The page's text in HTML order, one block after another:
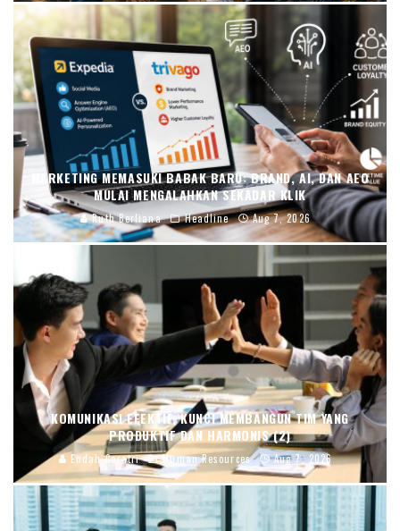
MARKETING MEMASUKI BABAK BARU: BRAND, AI, DAN AEO
MULAI MENGALAHKAN SEKADAR KLIK
Ruth Berliana Headline Aug 7, 2026
KOMUNIKASI EFEKTIF, KUNCI MEMBANGUN TIM YANG
PRODUKTIF DAN HARMONIS (2)
Endah Caratri Human Resources Aug 7, 2026